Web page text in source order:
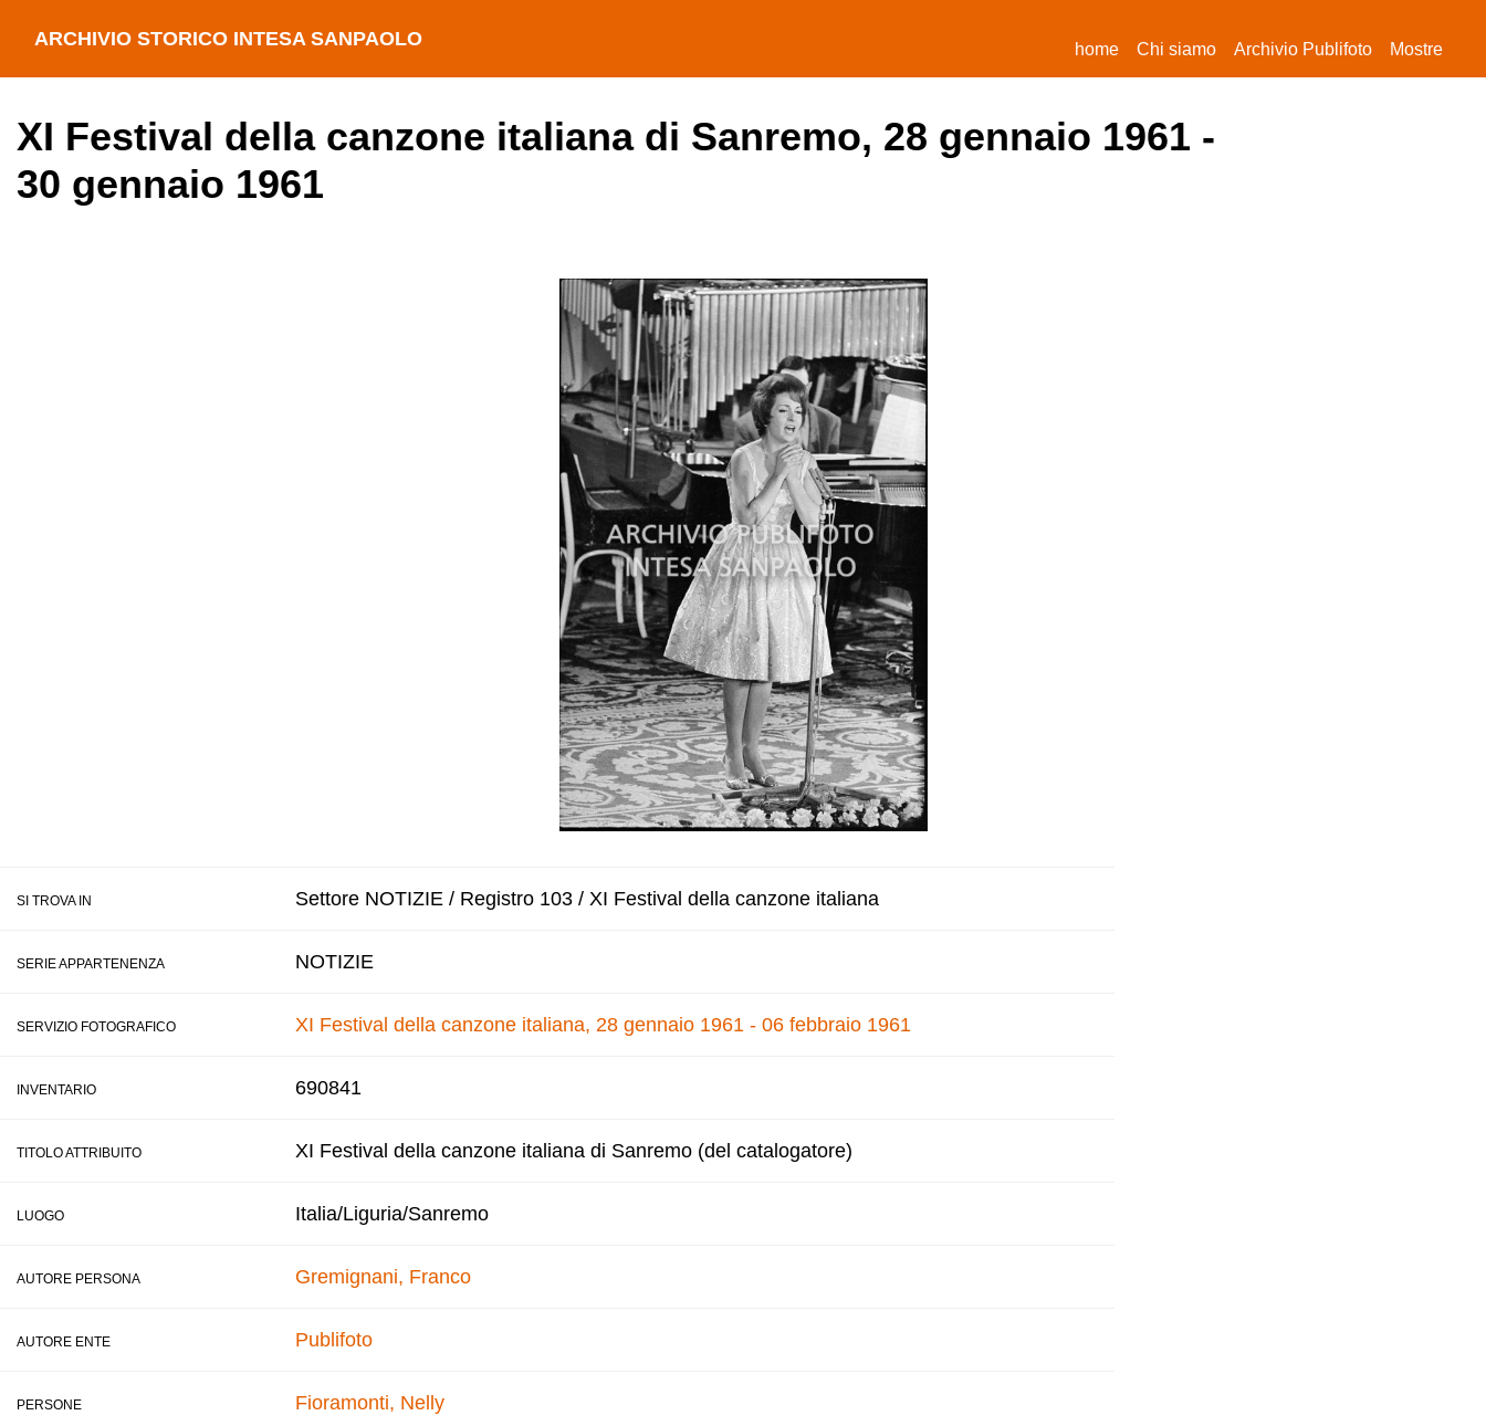
ARCHIVIO STORICO INTESA SANPAOLO home(current)
Chi siamo Archivio Publifoto Mostre
XI Festival della canzone italiana di Sanremo, 28 gennaio 1961 -
30 gennaio 1961
SI TROVA IN Settore NOTIZIE / Registro 103 / XI Festival della canzone italiana
SERIE APPARTENENZA NOTIZIE
SERVIZIO FOTOGRAFICO XI Festival della canzone italiana, 28 gennaio 1961 - 06 febbraio 1961
INVENTARIO 690841
TITOLO ATTRIBUITO XI Festival della canzone italiana di Sanremo (del catalogatore)
LUOGO Italia/Liguria/Sanremo
AUTORE PERSONA Gremignani, Franco
AUTORE ENTE Publifoto
PERSONE Fioramonti, Nelly